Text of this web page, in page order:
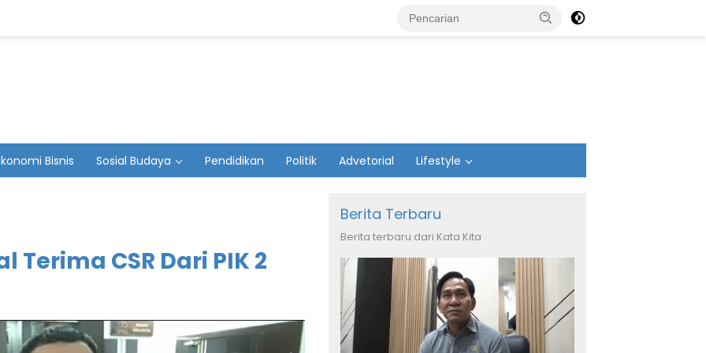
Bisnis Sosial Budaya Pendidikan Politik Advetorial Lifestyle
Terima CSR Dari PIK 2
Berita Terbaru
Berita terbaru dari Kata Kita